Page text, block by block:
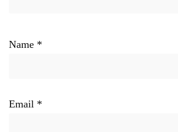
Name *
Email *